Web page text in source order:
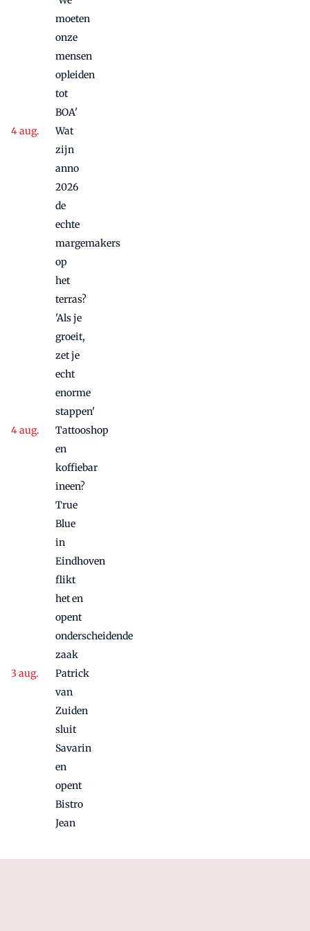
moeten
onze
mensen
opleiden
tot
BOA'
Wat
zijn
anno
2026
de
echte
margemakers
op
het
terras?
'Als je
groeit,
zet je
echt
enorme
stappen'
Tattooshop
en
koffiebar
ineen?
True
Blue
in
Eindhoven
flikt
het en
opent
onderscheidende
zaak
Patrick
van
Zuiden
sluit
Savarin
en
opent
Bistro
Jean